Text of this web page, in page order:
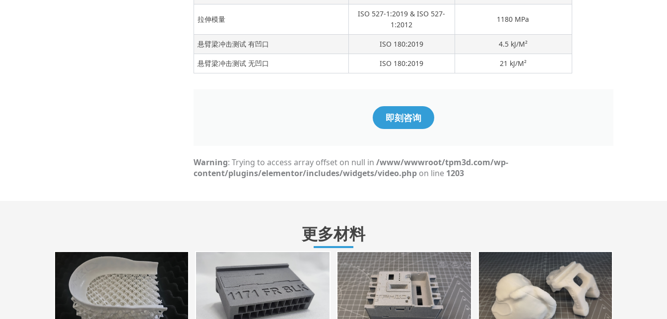
拉伸模量
ISO 527-1:2019 & ISO 527-
1:2012
1180 MPa
悬臂梁冲击测试 有凹口 ISO 180:2019 4.5 kJ/M²
悬臂梁冲击测试 无凹口 ISO 180:2019 21 kJ/M²
即刻咨询
Warning: Trying to access array offset on null in /www/wwwroot/tpm3d.com/wp-
content/plugins/elementor/includes/widgets/video.phpon line 1203
更多材料